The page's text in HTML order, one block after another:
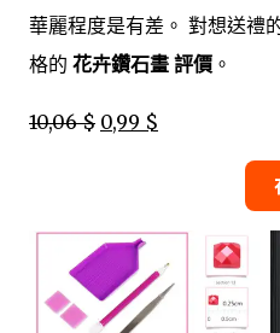
華麗程度是有差。 對想送禮
格的 花卉鑽石畫 評價 。
10,06 $ 0,99 $